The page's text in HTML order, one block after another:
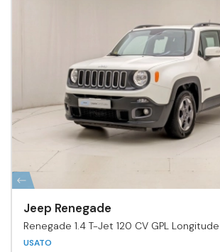
Jeep Renegade
Renegade 1.4 T-Jet 120 CV GPL Longitude
USATO